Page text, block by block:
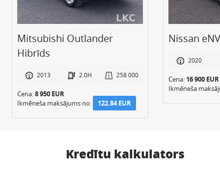
Mitsubishi Outlander
Hibrīds
2013 2.0H 258 000
Cena:8 950 EUR
Ikmēneša maksājums no:
122.84 EUR
Nissan
2020
Cena: 16 900 EUR
Ikmēneša
Kredītu kalkulators